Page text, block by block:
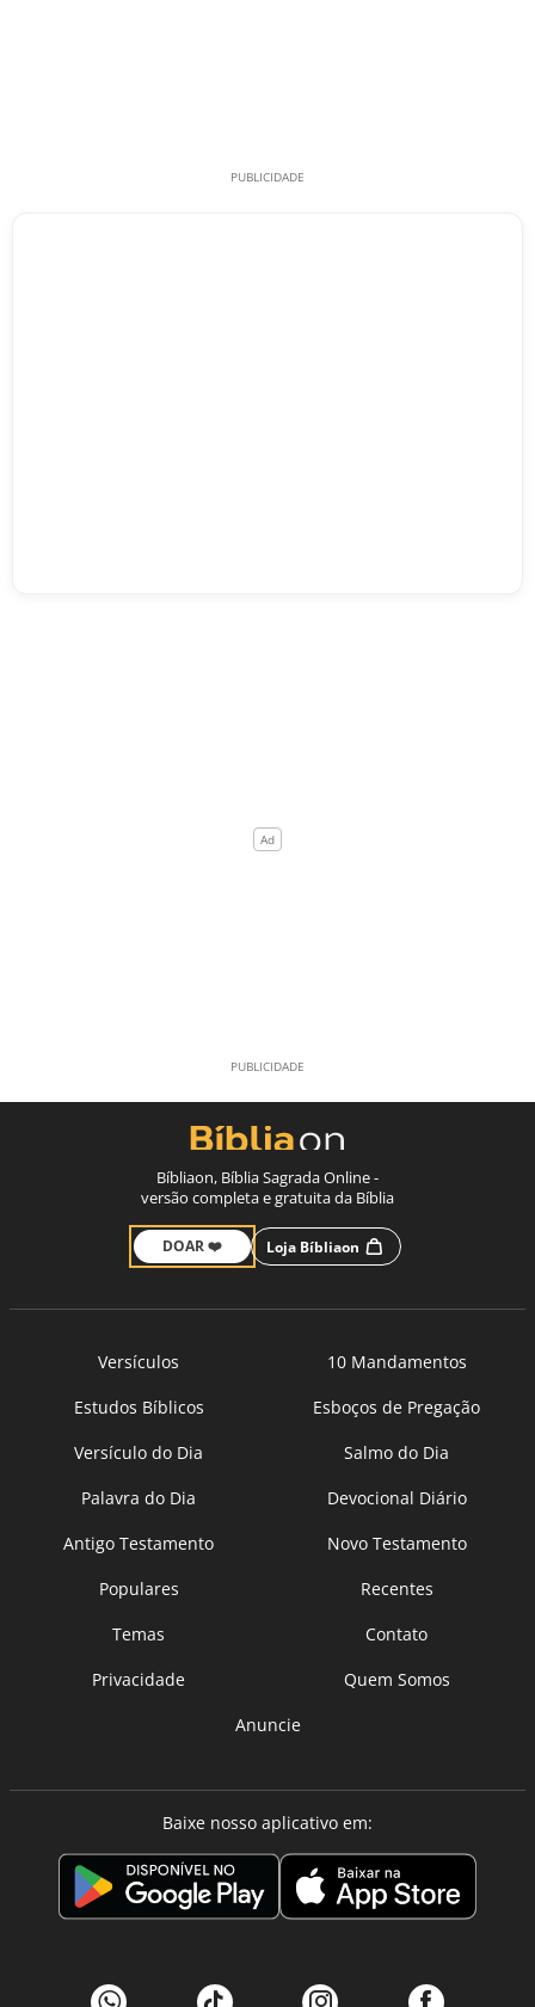
Bíbliaon, Bíblia Sagrada Online -
versão completa e gratuita da Bíblia
DOAR ❤️ Loja Bíbliaon
Versículos
10 Mandamentos
Estudos Bíblicos
Esboços de Pregação
Versículo do Dia
Salmo do Dia
Palavra do Dia
Devocional Diário
Antigo Testamento
Novo Testamento
Populares
Recentes
Temas
Contato
Privacidade
Quem Somos
Anuncie
Baixe nosso aplicativo em: